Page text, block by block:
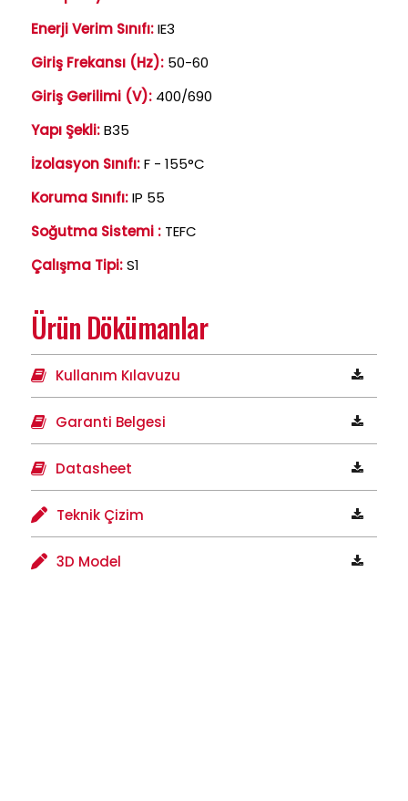
Enerji Verim Sınıfı:IE3
Giriş Frekansı (Hz): 50-60
Giriş Gerilimi (V): 400/690
Yapı Şekli:B35
İzolasyon Sınıfı:F - 155°C
Koruma Sınıfı:IP 55
Soğutma Sistemi : TEFC
Çalışma Tipi:S1
Ürün Dökümanlar
Kullanım Kılavuzu
Garanti Belgesi
Datasheet
Teknik Çizim
3D Model